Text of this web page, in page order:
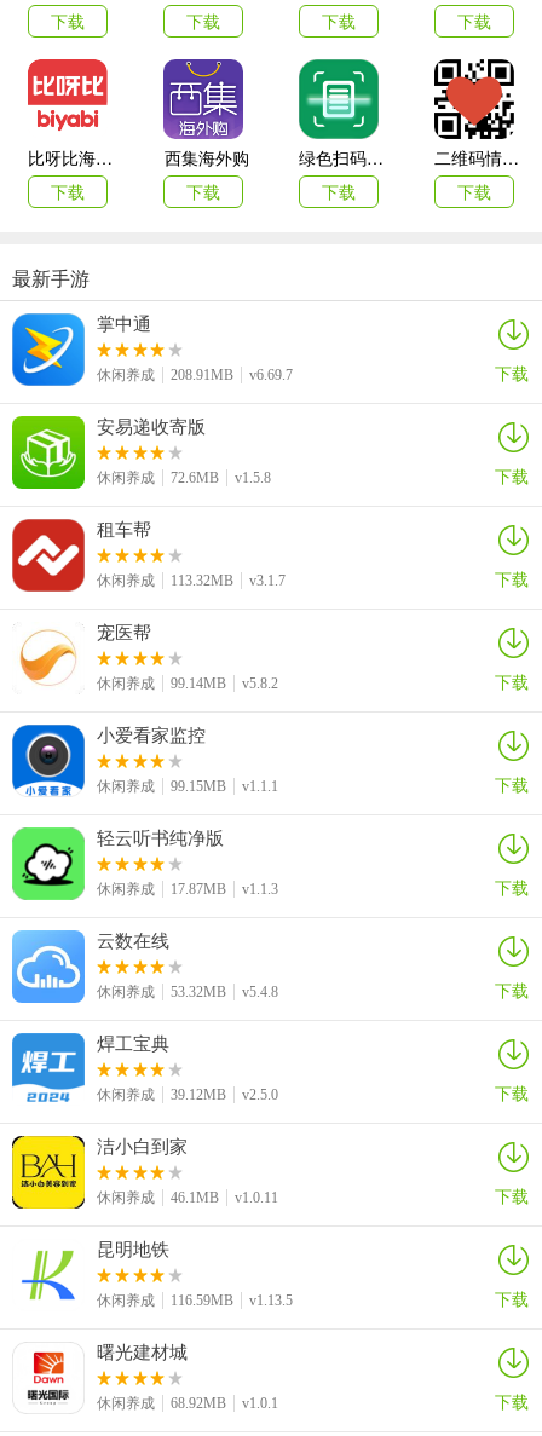
4、在游戏的过程中，需要注意箭头指示的时间。
1、无厘头末日设定
以60秒陨石撞地球为背景，打破传统末日题材的沉重感，用轻松荒诞
的风格呈现，让玩家在紧张倒计时中感受趣味。
2、高自由选择空间
求无憾，每一种选择都能推进专属剧情。
3、沉浸式音画搭配
采用魔性洗脑的音乐，搭配漫画风格的情节画面，音画结合营造出轻
松又带点荒诞的氛围，增强游玩代入感。
不同选择对应不同结局，部分结局不仅有趣，还能引发对人生的思
考，让游戏体验超越单纯的娱乐。
5、匠心解谜剧情
剧情中融入独特的解谜元素，解谜设计贴合末日设定，既不复杂又充
游戏亮点
1、短时高压趣味体验
仅60秒的倒计时带来强烈时间压力，需快速决策，在紧张与慌乱中体
验独特乐趣，单局耗时短，适配碎片时间。
不仅提供自由选择的爽感，还通过结局引导玩家思考人生，让游戏在
娱乐之外多了一层深层意义。
下载
下载
下载
下载
比呀比海外购手机版
下载
西集海外购
下载
绿色扫码软件
下载
二维码情书生成器客户端(love letter qrcode)
下载
最新手游
掌中通
休闲养成 208.91MB v6.69.7 下载
安易递收寄版
休闲养成 72.6MB v1.5.8 下载
租车帮
休闲养成 113.32MB v3.1.7 下载
宠医帮
休闲养成 99.14MB v5.8.2 下载
小爱看家监控
休闲养成 99.15MB v1.1.1 下载
轻云听书纯净版
休闲养成 17.87MB v1.1.3 下载
云数在线
休闲养成 53.32MB v5.4.8 下载
焊工宝典
休闲养成 39.12MB v2.5.0 下载
洁小白到家
休闲养成 46.1MB v1.0.11 下载
昆明地铁
休闲养成 116.59MB v1.13.5 下载
曙光建材城
休闲养成 68.92MB v1.0.1 下载